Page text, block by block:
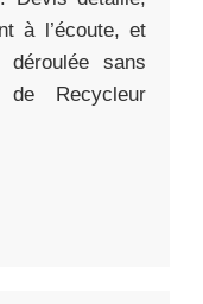
à l’écoute, et
déroulée sans
Recycleur